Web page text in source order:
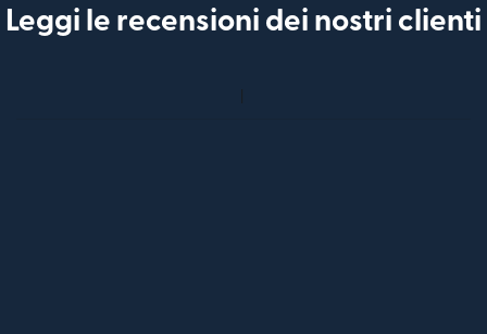
Leggi le recensioni dei nostri clienti